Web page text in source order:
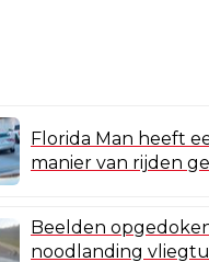
Florida Man heeft
manier van rijden
Beelden
noodlanding